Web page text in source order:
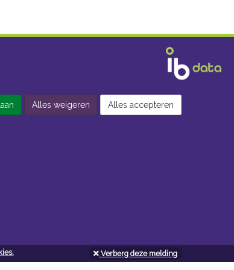
Verberg deze melding
Openingsuren doe-het-zelf
Alles weigeren Alles accepteren